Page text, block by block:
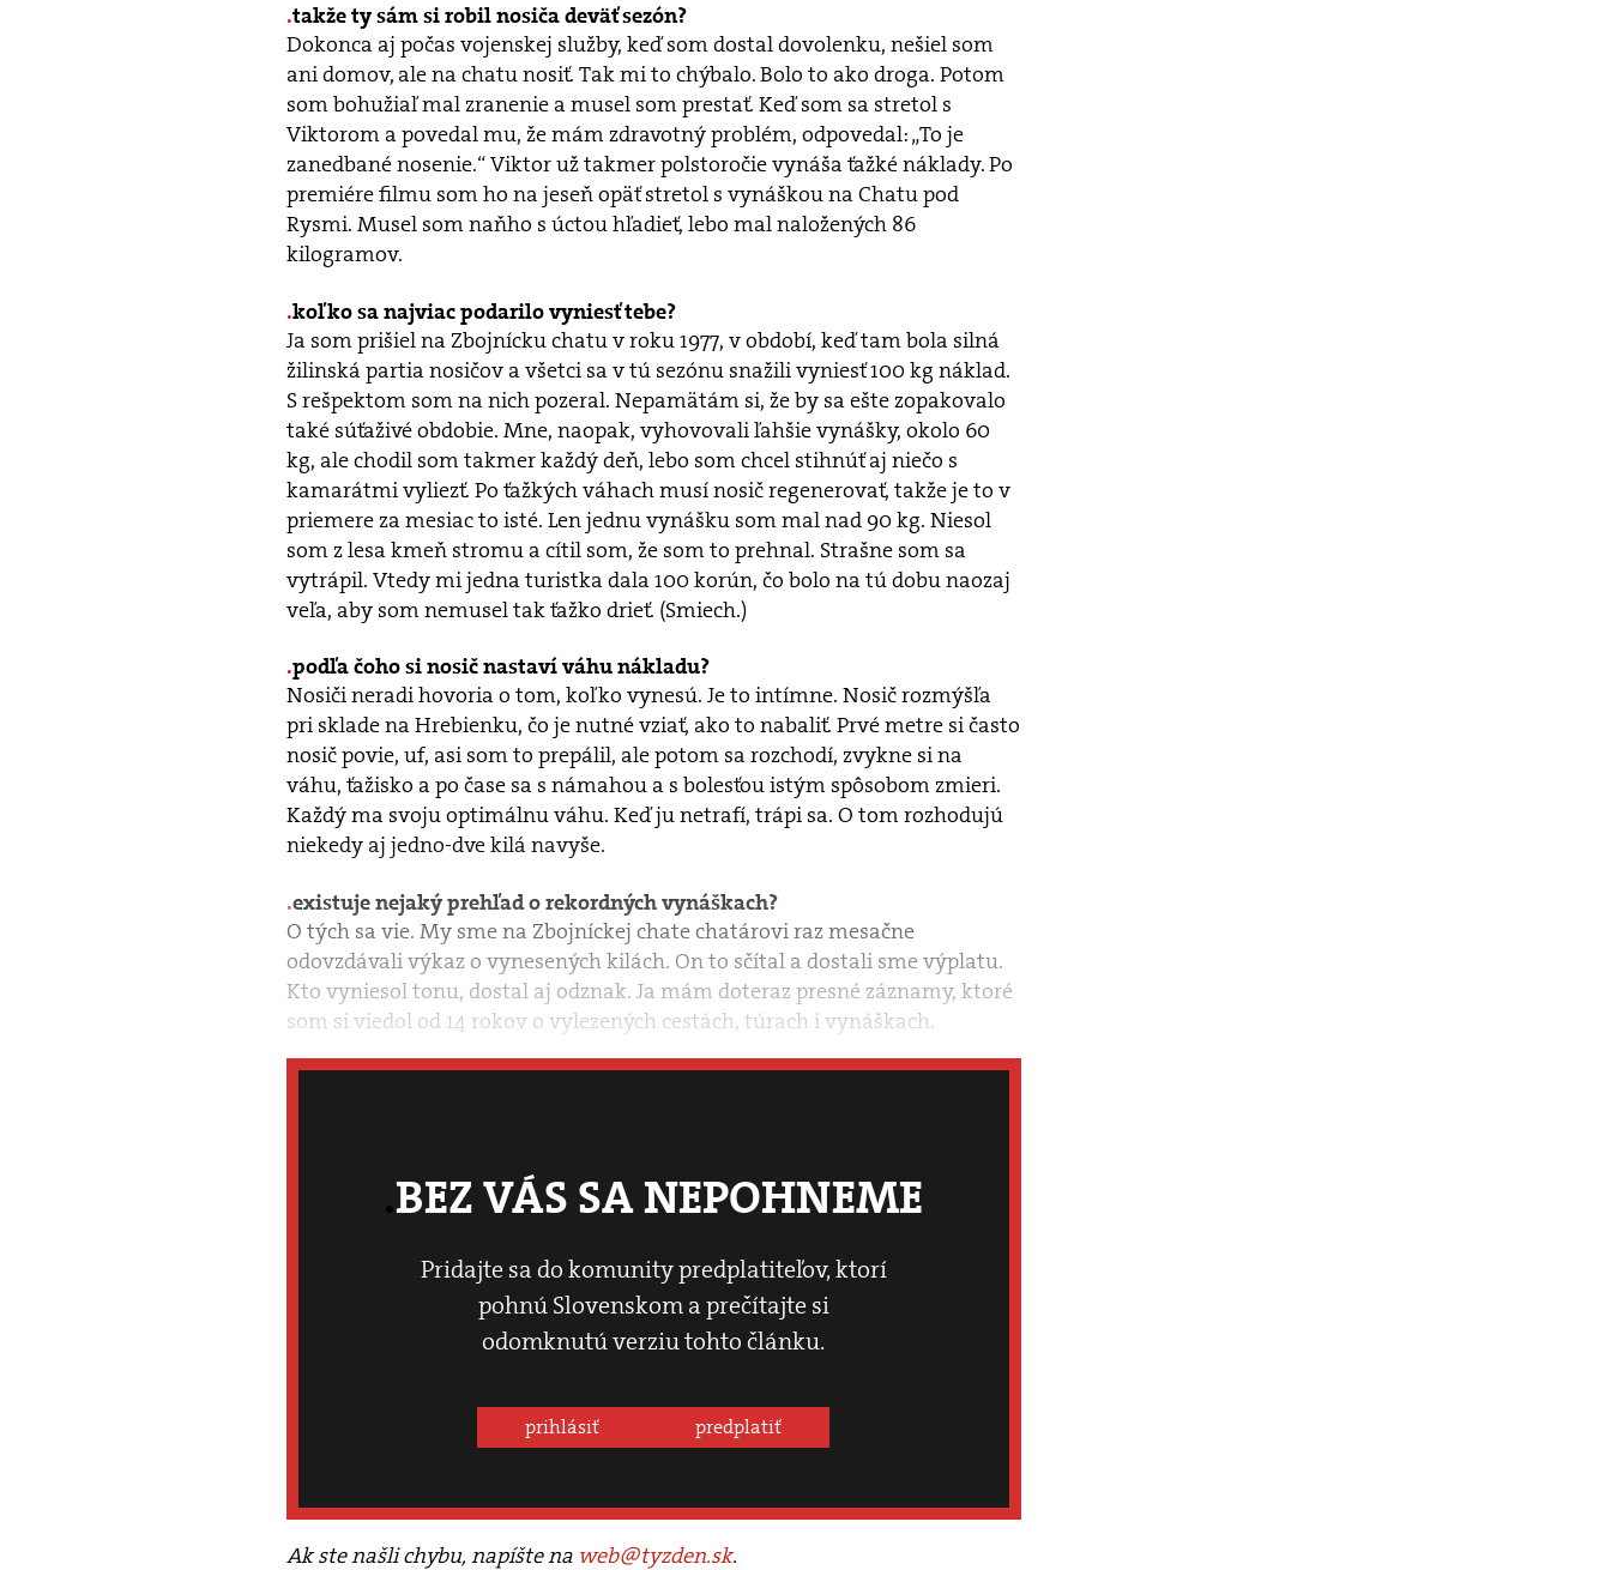
takže ty sám si robil nosiča deväť sezón?
Dokonca aj počas vojenskej služby, keď som dostal dovolenku, nešiel som
ani domov, ale na chatu nosiť. Tak mi to chýbalo. Bolo to ako droga. Potom
som bohužiaľ mal zranenie a musel som prestať. Keď som sa stretol s
Viktorom a povedal mu, že mám zdravotný problém, odpovedal: „To je
zanedbané nosenie.“ Viktor už takmer polstoročie vynáša ťažké náklady. Po
premiére filmu som ho na jeseň opäť stretol s vynáškou na Chatu pod
Rysmi. Musel som naňho s úctou hľadieť, lebo mal naložených 86
kilogramov.
koľko sa najviac podarilo vyniesť tebe?
Ja som prišiel na Zbojnícku chatu v roku 1977, v období, keď tam bola silná
žilinská partia nosičov a všetci sa v tú sezónu snažili vyniesť 100 kg náklad.
S rešpektom som na nich pozeral. Nepamätám si, že by sa ešte zopakovalo
také súťaživé obdobie. Mne, naopak, vyhovovali ľahšie vynášky, okolo 60
kg, ale chodil som takmer každý deň, lebo som chcel stihnúť aj niečo s
kamarátmi vyliezť. Po ťažkých váhach musí nosič regenerovať, takže je to v
priemere za mesiac to isté. Len jednu vynášku som mal nad 90 kg. Niesol
som z lesa kmeň stromu a cítil som, že som to prehnal. Strašne som sa
vytrápil. Vtedy mi jedna turistka dala 100 korún, čo bolo na tú dobu naozaj
veľa, aby som nemusel tak ťažko drieť. (Smiech.)
podľa čoho si nosič nastaví váhu nákladu?
Nosiči neradi hovoria o tom, koľko vynesú. Je to intímne. Nosič rozmýšľa
pri sklade na Hrebienku, čo je nutné vziať, ako to nabaliť. Prvé metre si často
nosič povie, uf, asi som to prepálil, ale potom sa rozchodí, zvykne si na
váhu, ťažisko a po čase sa s námahou a s bolesťou istým spôsobom zmieri.
Každý ma svoju optimálnu váhu. Keď ju netrafí, trápi sa. O tom rozhodujú
niekedy aj jedno-dve kilá navyše.
existuje nejaký prehľad o rekordných vynáškach?
O tých sa vie. My sme na Zbojníckej chate chatárovi raz mesačne
odovzdávali výkaz o vynesených kilách. On to sčítal a dostali sme výplatu.
Kto vyniesol tonu, dostal aj odznak. Ja mám doteraz presné záznamy, ktoré
som si viedol od 14 rokov o vylezených cestách, túrach i vynáškach.
BEZ VÁS SA NEPOHNEME
Pridajte sa do komunity predplatiteľov, ktorí
pohnú Slovenskom a prečítajte si
odomknutú verziu tohto článku.
prihlásiť predplatiť
Ak ste našli chybu, napíšte na web@tyzden.sk.